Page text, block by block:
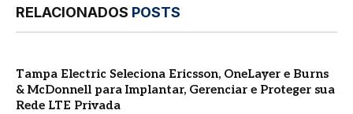
RELACIONADOS POSTS
Tampa Electric Seleciona Ericsson, OneLayer e Burns
& McDonnell para Implantar, Gerenciar e Proteger sua
Rede LTE Privada